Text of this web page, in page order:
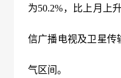
为50.2%，比上月上
信广播电视及卫星传
气区间。